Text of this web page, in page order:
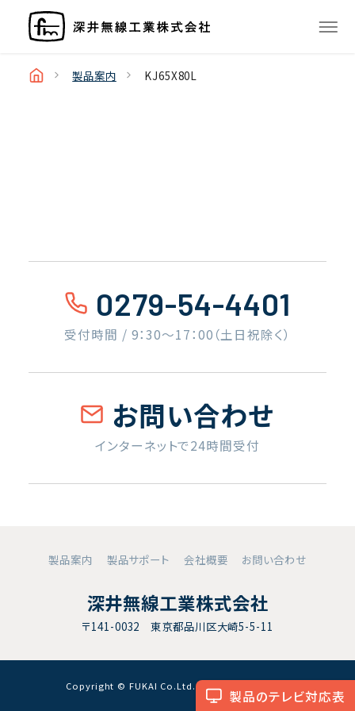
製品のテレビ対応表
製品案内 KJ65X80L
0279-54-4401
受付時間 / 9：30〜17：00（土日祝除く）
お問い合わせ
インターネットで24時間受付
製品案内 製品サポート 会社概要 お問い合わせ
深井無線工業株式会社
〒141-0032 東京都品川区大崎5-5-11
Copyright © FUKAI Co.Ltd. All RightsReserved.